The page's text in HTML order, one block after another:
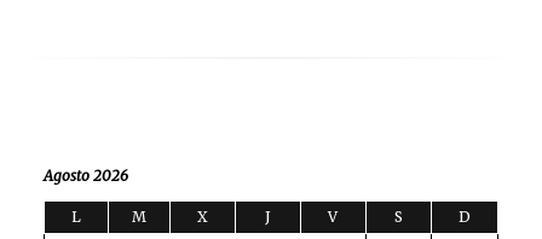
Agosto 2026
L M X J V S
D